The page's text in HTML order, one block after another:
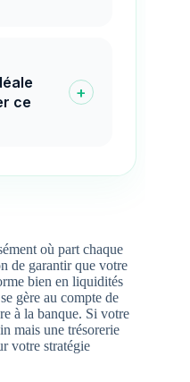
ce
+
où part chaque
de garantir que votre
bien en liquidités
gère au compte de
à la banque. Si votre
mais une trésorerie
votre stratégie